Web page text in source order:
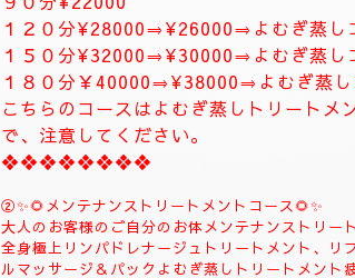
１２０分¥28000⇒¥26000⇒よむぎ蒸し
１５０分¥32000⇒¥30000⇒よむぎ蒸し
１８０分￥40000⇒¥38000⇒よむぎ蒸し
こちらのコースはよむぎ蒸しトリートメ
で、注意してください。
❖❖❖❖❖❖❖❖
②✨🌻メンテナンストリートメントコース🌻✨
大人のお客様のご自分のお体メンテナンストリー
全身極上リンパドレナージュトリートメント、リ
ルマッサージ＆パックよむぎ蒸しトリートメント